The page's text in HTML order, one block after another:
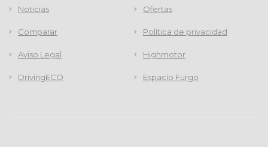
Noticias Ofertas
Comparar Política de privacidad
Aviso Legal Highmotor
DrivingECO Espacio Furgo